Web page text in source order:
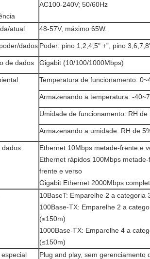
AC100-240V; 50/60Hz
atual 48-57V, máximo 65W.
dados Poder: pino 1,2,4,5" +”, pino
de dados Gigabit (10/100/1000Mbps)
Temperatura de funcionamento:
Armazenando a temperatura: -
Umidade de funcionamento: RH
Armazenando a umidade: RH de
dados
Ethernet 10Mbps metade-frente e
Ethernet rápidos 100Mbps
frente e verso
Gigabit Ethernet 2000Mbps
10BaseT: Emparelhe 2 a categoria
100Base-TX: Emparelhe 2 a
(≤150m)
1000Base-TX: Emparelhe 4 a
(≤150m)
Plug and play, sem gerenciamento